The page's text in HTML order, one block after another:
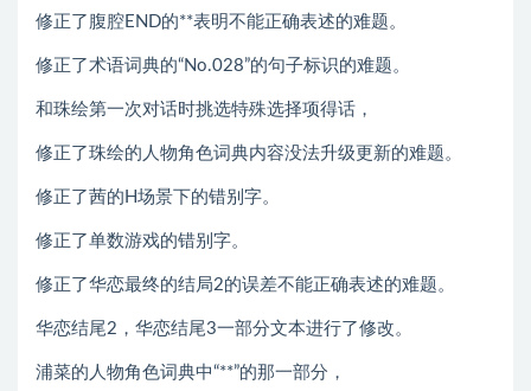
修正了腹腔END的**表明不能正确表述的难题。
修正了术语词典的“No.028”的句子标识的难题。
和珠绘第一次对话时挑选特殊选择项得话，
修正了珠绘的人物角色词典内容没法升级更新的难题。
修正了茜的H场景下的错别字。
修正了单数游戏的错别字。
修正了华恋最终的结局2的误差不能正确表述的难题。
华恋结尾2，华恋结尾3一部分文本进行了修改。
浦菜的人物角色词典中“**”的那一部分，